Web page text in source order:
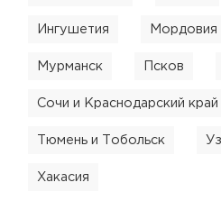
Ингушетия Мордовия
Мурманск Псков
Сочи и Краснодарский край
Тюмень и Тобольск
Хакасия